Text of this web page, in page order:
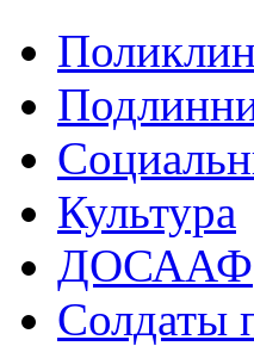
Культура
ДОСААФ
Солдаты